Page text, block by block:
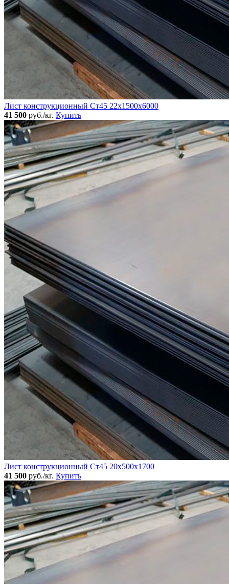
Лист конструкционный Ст45 22х1500х6000
41 500 руб./кг. Купить
Лист конструкционный Ст45 20х500х1700
41 500 руб./кг. Купить